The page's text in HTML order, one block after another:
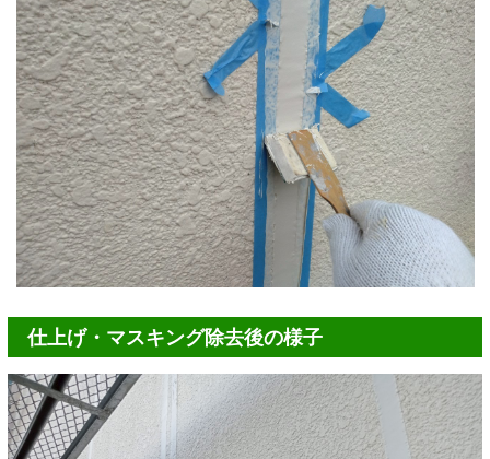
仕上げ・マスキング除去後の様子